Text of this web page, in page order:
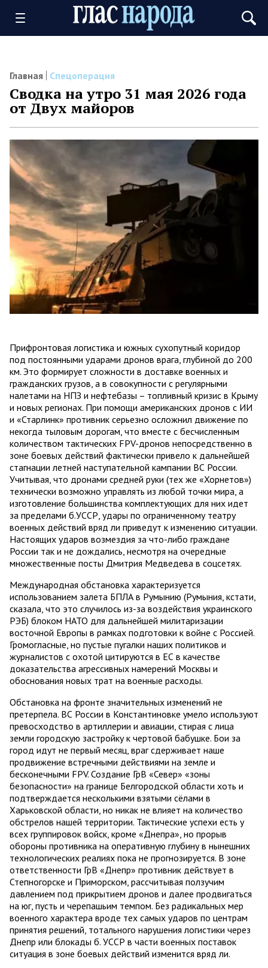
Главная Спецоперация
Сводка на утро 31 мая 2026 года
от Двух майоров
Прифронтовая логистика и южных сухопутный коридор
под постоянными ударами дронов врага, глубиной до 200
км. Это формирует сложности в доставке военных и
гражданских грузов, а в совокупности с регулярными
налетами на НПЗ и нефтебазы – топливный кризис в Крыму
и новых регионах. При помощи американских дронов с ИИ
и «Старлинк» противник серьезно осложнил движение по
некогда тыловым дорогам, что вместе с бесчисленным
количеством тактических FPV-дронов непосредственно в
зоне боевых действий фактически привело к дальнейшей
стагнации летней наступательной кампании ВС России.
Учитывая, что дронами средней руки (тех же «Хорнетов»)
технически возможно управлять из любой точки мира, а
изготовление большинства комплектующих для них идет
за пределами б.УССР, удары по ограниченному театру
военных действий вряд ли приведут к изменению ситуации.
Настоящих ударов возмездия за что-либо граждане
России так и не дождались, несмотря на очередные
множественные посты Дмитрия Медведева в соцсетях.
Международная обстановка характеризуется
использованием залета БПЛА в Румынию (Румыния, кстати,
сказала, что это случилось из-за воздействия украинского
РЭБ) блоком НАТО для дальнейшей милитаризации
восточной Европы в рамках подготовки к войне с Россией.
Громогласные, но пустые пугалки наших политиков и
журналистов с охотой цитируются в ЕС в качестве
доказательства агрессивных намерений Москвы и
обоснования новых трат на военные расходы.
Обстановка на фронте значительных изменений не
претерпела. ВС России в Константиновке умело используют
превосходство в артиллерии и авиации, стирая с лица
земли городскую застройку к чертовой бабушке. Бои за
город идут не первый месяц, враг сдерживает наше
продвижение встречными действиями на земле и
бесконечными FPV. Создание ГрВ «Север» «зоны
безопасности» на границе Белгородской области хоть и
подтверждается несколькими взятыми сёлами в
Харьковской области, но никак не влияет на количество
обстрелов нашей территории. Тактические успехи есть у
всех группировок войск, кроме «Днепра», но прорыв
обороны противника на оперативную глубину в нынешних
технологических реалиях пока не прогнозируется. В зоне
ответственности ГрВ «Днепр» противник действует в
Степногорске и Приморском, рассчитывая ползучим
давлением под прикрытием дронов и далее продвигаться
на юг, пусть и черепашьим темпом. Без радикальных мер
военного характера вроде тех самых ударов по центрам
принятия решений, тотального нарушения логистики через
Днепр или блокады б. УССР в части военных поставок
ситуация в зоне боевых действий изменится вряд ли.